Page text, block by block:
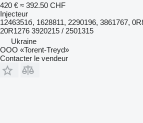
420 € ≈ 392.50 CHF
Injecteur
1246351б, 1628811, 2290196, 3861767,
20R1276 3920215 / 2501315
Ukraine
OOO «Torent-Treyd»
Contacter le vendeur